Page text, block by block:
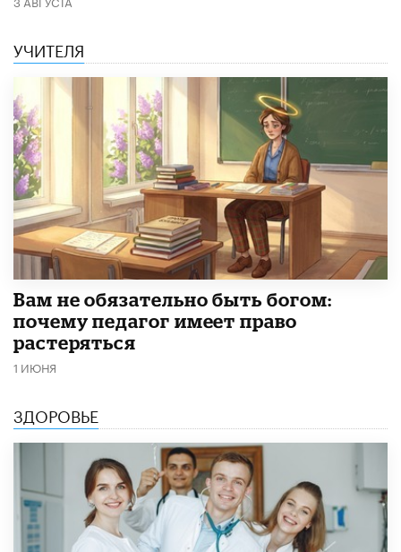
УЧИТЕЛЯ
​Вам не обязательно быть богом:
почему педагог имеет право
растеряться
1 ИЮНЯ
ЗДОРОВЬЕ